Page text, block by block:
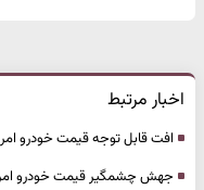
اخبار مرتبط
افت قابل توجه قیمت خودرو امروز ۱۰ دی
جهش چشمگیر قیمت خودرو امروز ۹ دی ۱۴۰۴ | قیمت خودروهای مونتاژی